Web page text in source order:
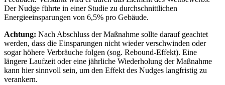
Der Nudge führte in einer Studie zu durchschnittlichen
Energieeinsparungen von 6,5% pro Gebäude.
Achtung: Nach Abschluss der Maßnahme sollte darauf geachtet
werden, dass die Einsparungen nicht wieder verschwinden oder
sogar höhere Verbräuche folgen (sog. Rebound-Effekt). Eine
längere Laufzeit oder eine jährliche Wiederholung der Maßnahme
kann hier sinnvoll sein, um den Effekt des Nudges langfristig zu
verankern.